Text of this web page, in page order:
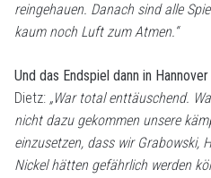
reingehauen. Danach sind alle
kaum noch Luft zum Atmen.“
Und das Endspiel dann in
Dietz: „War total enttäuschend.
nicht dazu gekommen unsere
einzusetzen, dass wir Grabowski,
Nickel hätten gefährlich werden